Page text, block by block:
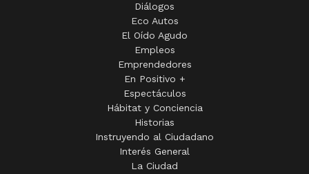
Diálogos
Eco Autos
El Oído Agudo
Empleos
Emprendedores
En Positivo +
Espectáculos
Hábitat y Conciencia
Historias
Instruyendo al Ciudadano
Interés General
La Ciudad